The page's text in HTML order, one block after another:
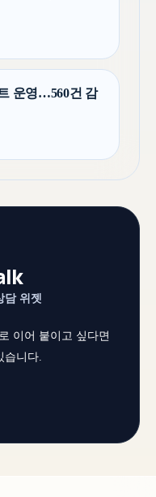
운영…560건 감
담 위젯
이어 붙이고 싶다면
습니다.